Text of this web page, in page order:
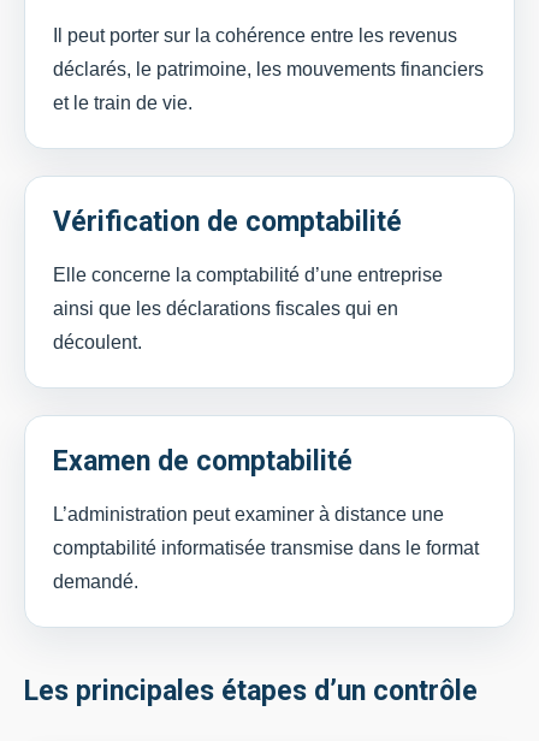
Il peut porter sur la cohérence entre les revenus
déclarés, le patrimoine, les mouvements financiers
et le train de vie.
Vérification de comptabilité
Elle concerne la comptabilité d’une entreprise
ainsi que les déclarations fiscales qui en
découlent.
Examen de comptabilité
L’administration peut examiner à distance une
comptabilité informatisée transmise dans le format
demandé.
Les principales étapes d’un contrôle